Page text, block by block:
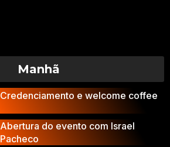
Manhã
Credenciamento e welcome coffee
Abertura do evento com Israel
Pacheco